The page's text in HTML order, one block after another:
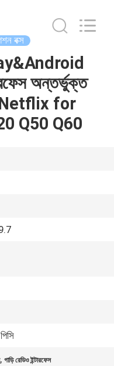
বক্স
অন্তর্ভুক্ত
for
Q50 Q60
,গাড়ি রেডিও ইন্টারফেস